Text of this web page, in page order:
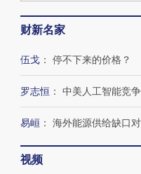
财新名家
伍戈 ： 停不下来的价格？
罗志恒 ： 中美人工智能竞
易峘 ： 海外能源供给缺口
视频